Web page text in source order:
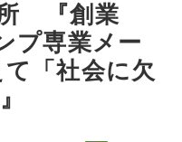
所 『創業
プ専業メー
「社会に欠